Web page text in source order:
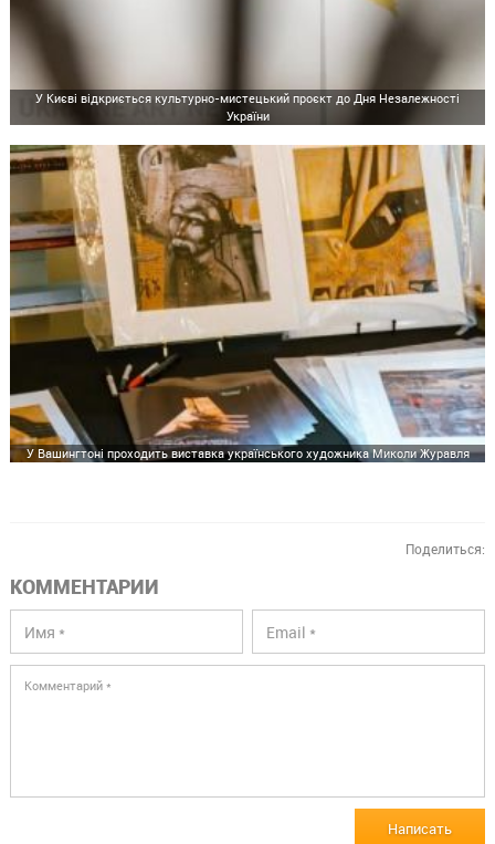
У Києві відкриється культурно-мистецький проєкт до Дня Незалежності
України
У Вашингтоні проходить виставка українського художника Миколи Журавля
Поделиться:
КОММЕНТАРИИ
Написать